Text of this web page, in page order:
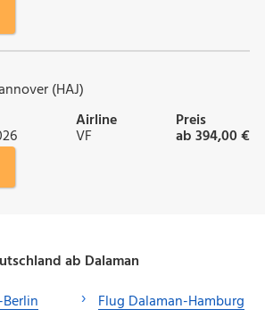
(HAJ)
Airline
VF
Preis
ab 394,00 €
ab Dalaman
Flug Dalaman-Hamburg